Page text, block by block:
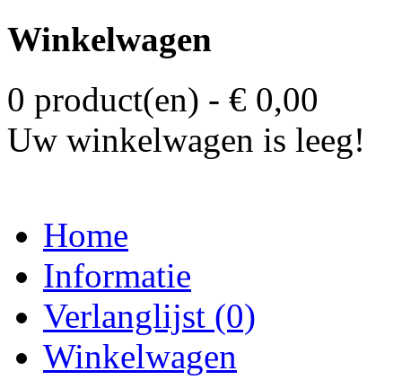
Winkelwagen
0 product(en) - € 0,00
Uw winkelwagen is leeg!
Home
Informatie
Verlanglijst (0)
Winkelwagen